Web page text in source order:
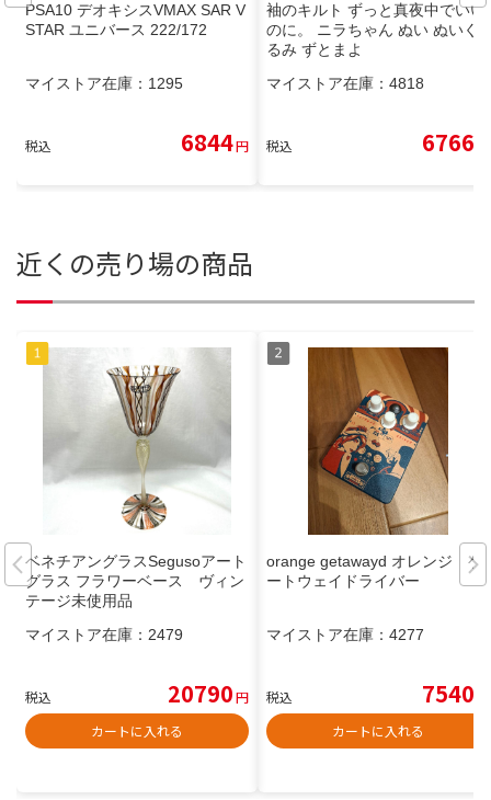
PSA10 デオキシスVMAX SAR V
STAR ユニバース 222/172
マイストア在庫： 1295
税込 6844円
袖のキルト ずっと真夜中でいい
のに。 ニラちゃん ぬい ぬいぐ
るみ ずとまよ
マイストア在庫： 4818
税込 6766
近くの売り場の商品
ベネチアングラスSegusoアート
グラス フラワーベース ヴィン
テージ未使用品
マイストア在庫： 2479
税込 20790円
カートに入れる
orange getawayd オレンジ ゲ
ートウェイドライバー
マイストア在庫： 4277
税込 7540
カートに入れる